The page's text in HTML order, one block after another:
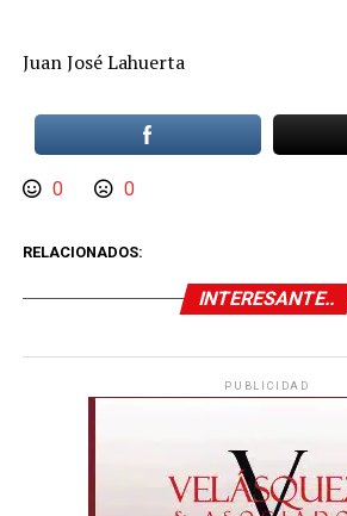
Juan José Lahuerta
0 0
RELACIONADOS:
INTERESANTE..
PUBLICIDAD